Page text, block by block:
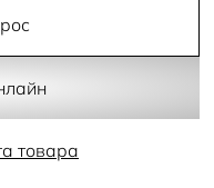
товара